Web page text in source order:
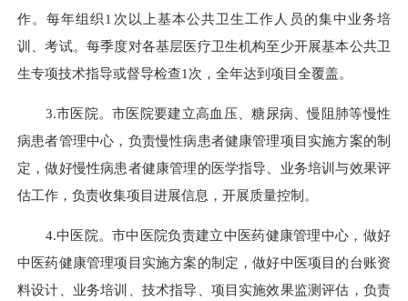
作。每年组织1次以上基本公共卫生工作人员的集中业务培
训、考试。每季度对各基层医疗卫生机构至少开展基本公共卫
生专项技术指导或督导检查1次，全年达到项目全覆盖。
3.市医院。市医院要建立高血压、糖尿病、慢阻肺等慢性
病患者管理中心，负责慢性病患者健康管理项目实施方案的制
定，做好慢性病患者健康管理的医学指导、业务培训与效果评
估工作，负责收集项目进展信息，开展质量控制。
4.中医院。市中医院负责建立中医药健康管理中心，做好
中医药健康管理项目实施方案的制定，做好中医项目的台账资
料设计、业务培训、技术指导、项目实施效果监测评估，负责